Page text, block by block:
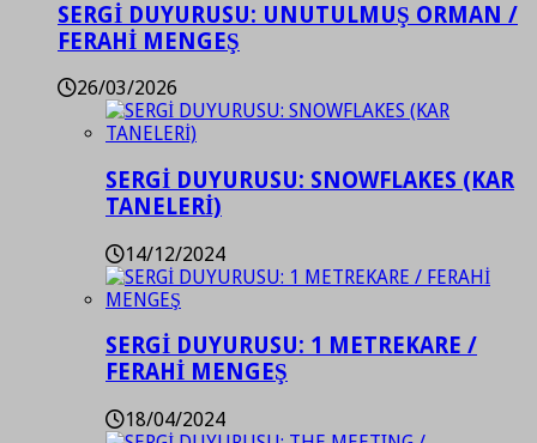
SERGİ DUYURUSU: UNUTULMUŞ ORMAN /
FERAHİ MENGEŞ
26/03/2026
SERGİ DUYURUSU: SNOWFLAKES (KAR
TANELERİ)
14/12/2024
SERGİ DUYURUSU: 1 METREKARE /
FERAHİ MENGEŞ
18/04/2024